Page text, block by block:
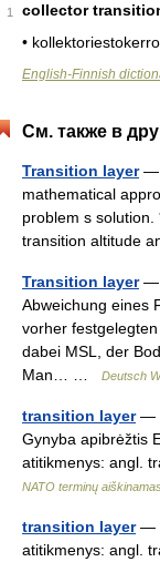
1
collector
•
English-Finnish
См. также в
Transition layer—
mathematical
problem s
transition altitude
Transition layer—
Abweichung eines
vorher
dabei MSL, der
Man… …
Deutsch
transition layer—
Gynyba apibrėžtis
atitikmenys: angl.
NATO terminų
transition layer—
atitikmenys: angl.